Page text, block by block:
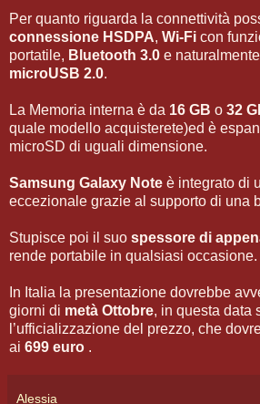
Per quanto riguarda la connettività
connessione HSDPA, Wi-Fi con
portatile, Bluetooth 3.0 e
microUSB 2.0.
La Memoria interna è da 16 GB o 32
quale modello acquisterete)ed è
microSD di uguali dimensione.
Samsung Galaxy Note è integrato di
eccezionale grazie al supporto di una
Stupisce poi il suo spessore di
rende portabile in qualsiasi occasione.
In Italia la presentazione dovrebbe
giorni di metà Ottobre, in questa data
l’ufficializzazione del prezzo, che
ai 699 euro .
Alessia